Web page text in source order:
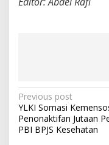
P
o
s
Previous post
YLKI Somasi
Penonaktifan Jutaan
PBI BPJS Kesehatan